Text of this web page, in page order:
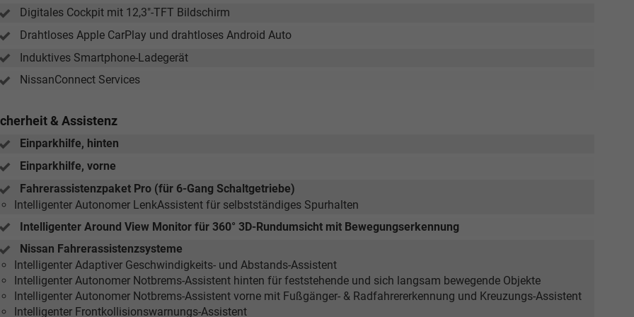
Digitales Cockpit mit 12,3"-TFT Bildschirm
Drahtloses Apple CarPlay und drahtloses Android Auto
Induktives Smartphone-Ladegerät
NissanConnect Services
& Assistenz
Einparkhilfe, hinten
Einparkhilfe, vorne
Fahrerassistenzpaket Pro (für 6-Gang Schaltgetriebe)
Intelligenter Autonomer LenkAssistent für selbstständiges Spurhalten
Intelligenter Around View Monitor für 360° 3D-Rundumsicht mit Bewegungserkennung
Nissan Fahrerassistenzsysteme
Intelligenter Adaptiver Geschwindigkeits- und Abstands-Assistent
Intelligenter Autonomer Notbrems-Assistent hinten für feststehende und sich langsam bewegende Objekte
Intelligenter Autonomer Notbrems-Assistent vorne mit Fußgänger- & Radfahrererkennung und Kreuzungs-Assistent
Intelligenter Frontkollisionswarnungs-Assistent